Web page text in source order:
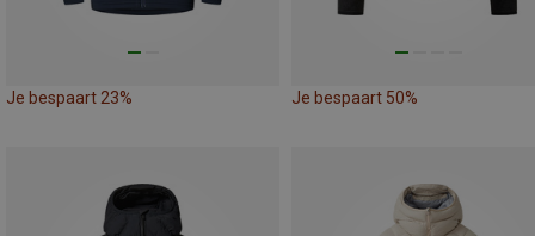
Je bespaart 23% Je bespaart 50%